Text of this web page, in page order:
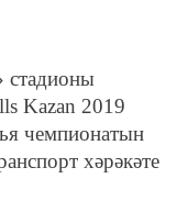
стадионы
Kazan 2019
чемпионатын
хәрәкәте